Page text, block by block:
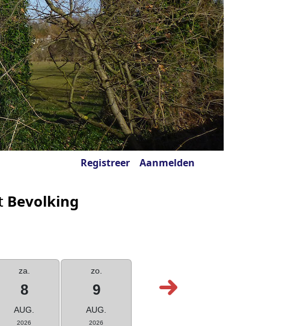
Registreer Aanmelden
Bevolking
za.
8
AUG.
2026
zo.
9
AUG.
2026